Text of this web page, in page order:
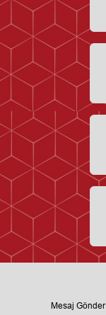
Mesaj Gönder